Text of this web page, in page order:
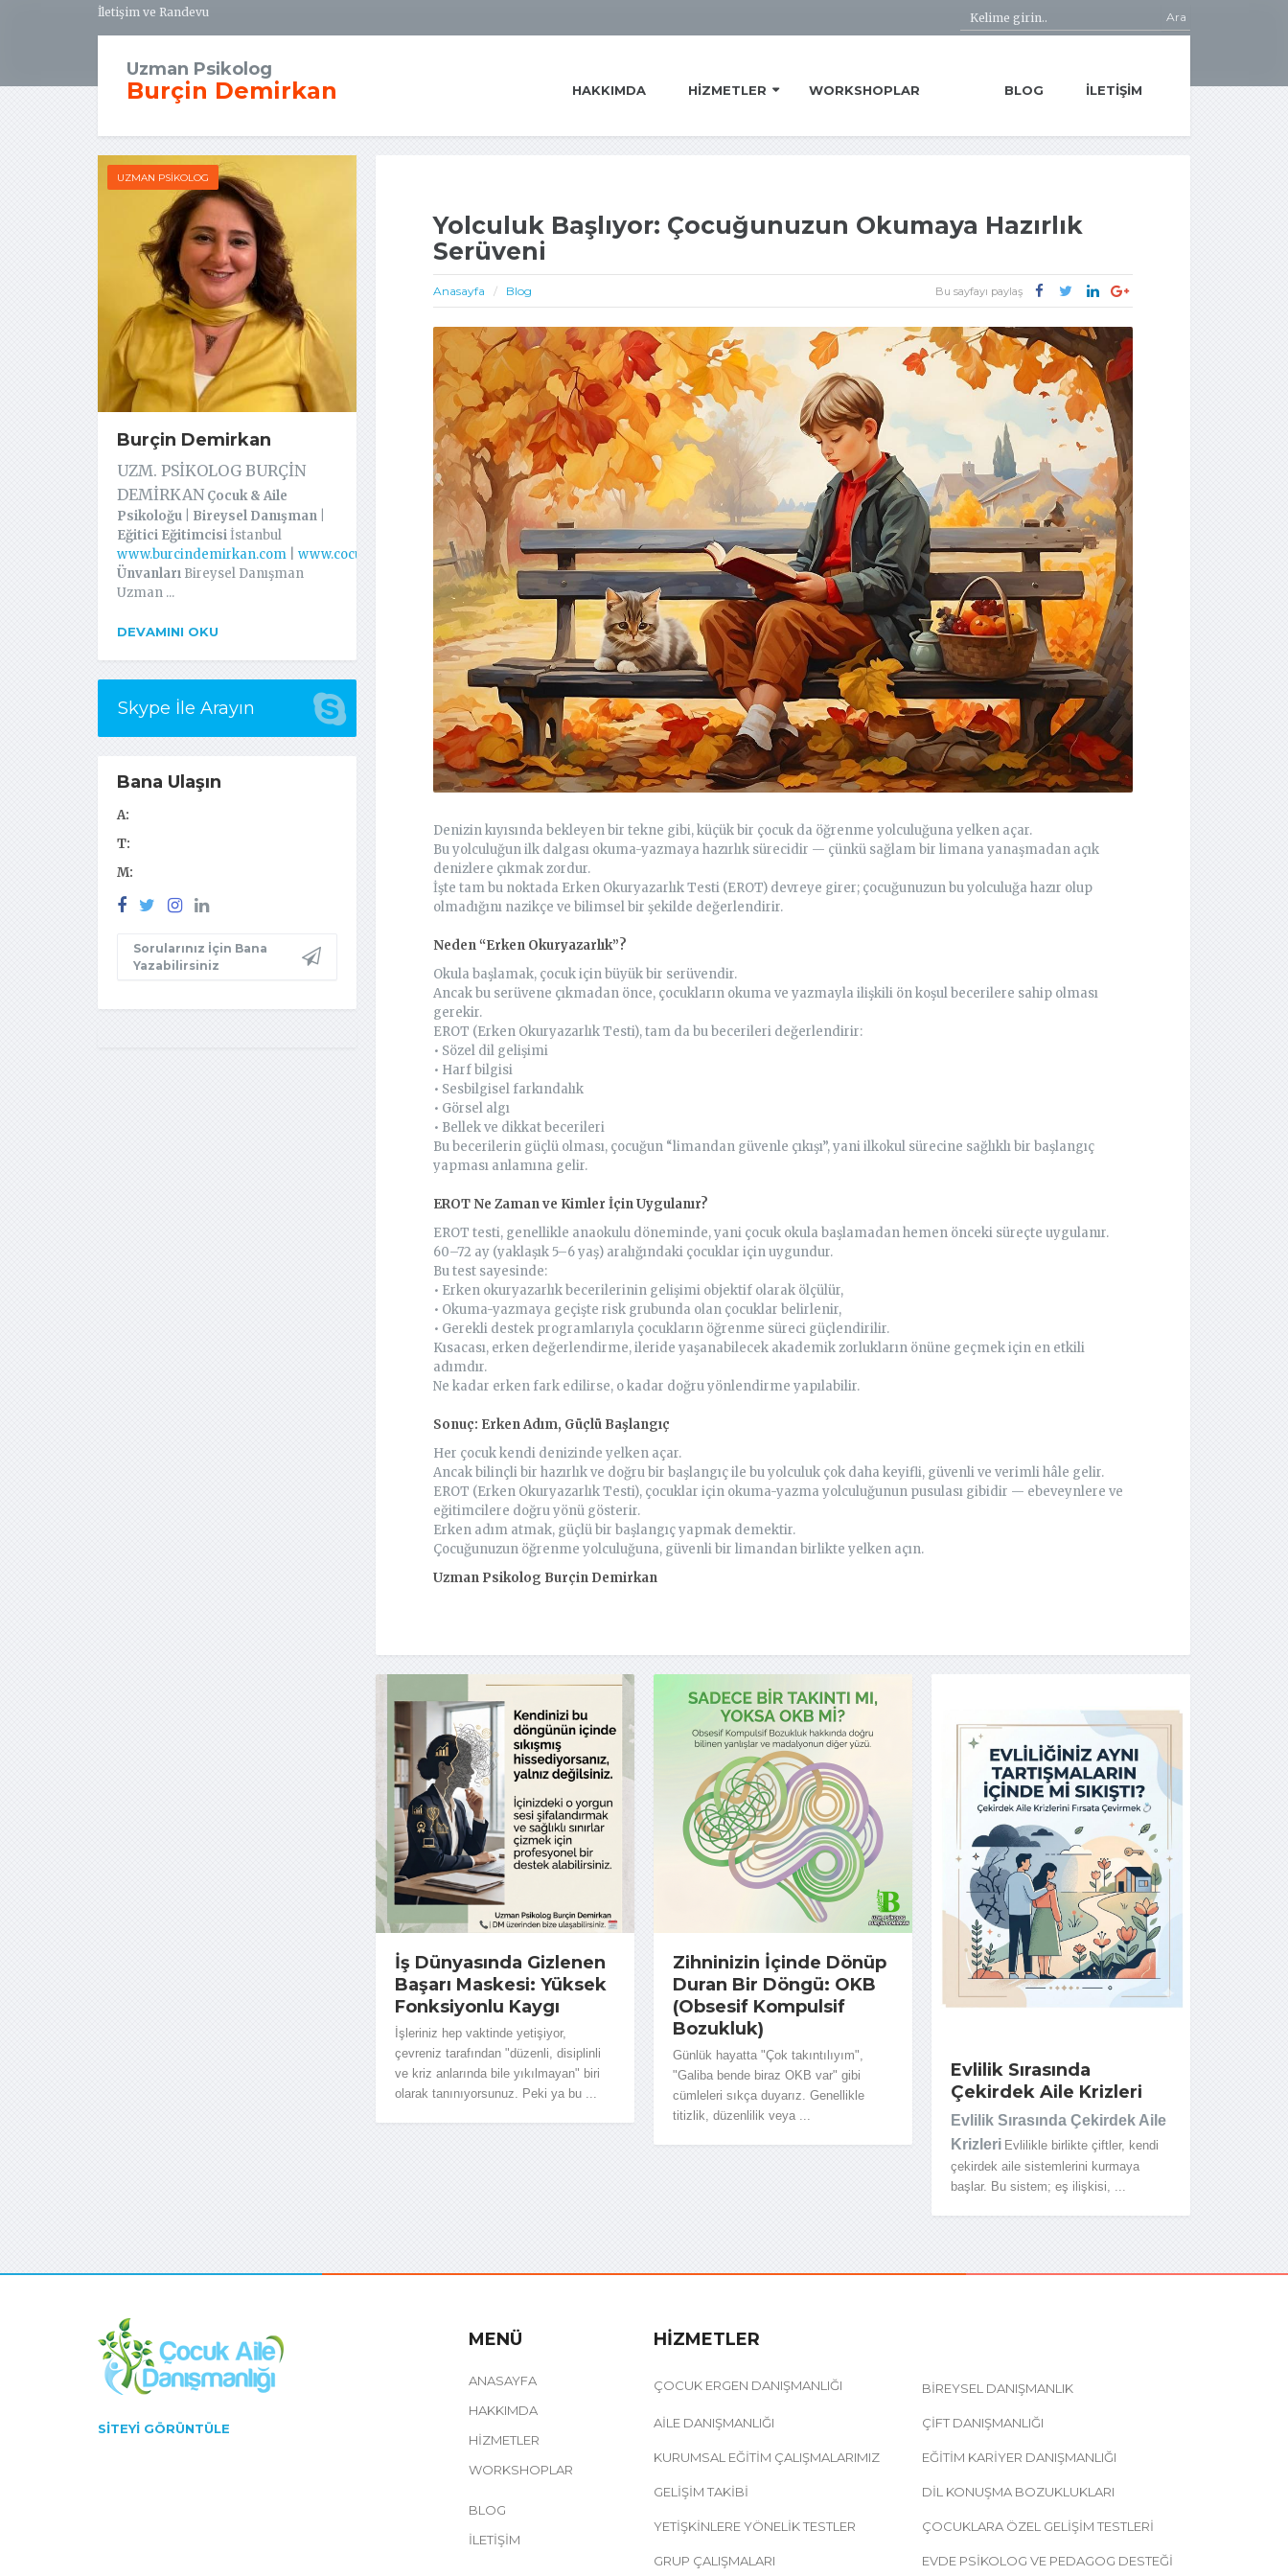
İletişim ve Randevu Ara
Uzman Psikolog
Burçin Demirkan HAKKIMDA HIZMETLER WORKSHOPLAR BLOG İLETIŞIM
Yolculuk Başlıyor: Çocuğunuzun Okumaya Hazırlık
Serüveni
Anasayfa Blog Bu sayfayı paylaş
Denizin kıyısında bekleyen bir tekne gibi, küçük bir çocuk da öğrenme yolculuğuna yelken açar.
Bu yolculuğun ilk dalgası okuma-yazmaya hazırlık sürecidir — çünkü sağlam bir limana yanaşmadan açık
denizlere çıkmak zordur.
İşte tam bu noktada Erken Okuryazarlık Testi (EROT) devreye girer; çocuğunuzun bu yolculuğa hazır olup
olmadığını nazikçe ve bilimsel bir şekilde değerlendirir.
Neden “Erken Okuryazarlık”?
Okula başlamak, çocuk için büyük bir serüvendir.
Ancak bu serüvene çıkmadan önce, çocukların okuma ve yazmayla ilişkili ön koşul becerilere sahip olması
gerekir.
EROT (Erken Okuryazarlık Testi), tam da bu becerileri değerlendirir:
• Sözel dil gelişimi
• Harf bilgisi
• Sesbilgisel farkındalık
• Görsel algı
• Bellek ve dikkat becerileri
Bu becerilerin güçlü olması, çocuğun “limandan güvenle çıkışı”, yani ilkokul sürecine sağlıklı bir başlangıç
yapması anlamına gelir.
EROT Ne Zaman ve Kimler İçin Uygulanır?
EROT testi, genellikle anaokulu döneminde, yani çocuk okula başlamadan hemen önceki süreçte uygulanır.
60–72 ay (yaklaşık 5–6 yaş) aralığındaki çocuklar için uygundur.
Bu test sayesinde:
• Erken okuryazarlık becerilerinin gelişimi objektif olarak ölçülür,
• Okuma-yazmaya geçişte risk grubunda olan çocuklar belirlenir,
• Gerekli destek programlarıyla çocukların öğrenme süreci güçlendirilir.
Kısacası, erken değerlendirme, ileride yaşanabilecek akademik zorlukların önüne geçmek için en etkili
adımdır.
Ne kadar erken fark edilirse, o kadar doğru yönlendirme yapılabilir.
Sonuç: Erken Adım, Güçlü Başlangıç
Her çocuk kendi denizinde yelken açar.
Ancak bilinçli bir hazırlık ve doğru bir başlangıç ile bu yolculuk çok daha keyifli, güvenli ve verimli hâle gelir.
EROT (Erken Okuryazarlık Testi), çocuklar için okuma-yazma yolculuğunun pusulası gibidir — ebeveynlere ve
eğitimcilere doğru yönü gösterir.
Erken adım atmak, güçlü bir başlangıç yapmak demektir.
Çocuğunuzun öğrenme yolculuğuna, güvenli bir limandan birlikte yelken açın.
Uzman Psikolog Burçin Demirkan
İş Dünyasında Gizlenen
Başarı Maskesi: Yüksek
Fonksiyonlu Kaygı
İşleriniz hep vaktinde yetişiyor,
çevreniz tarafından "düzenli, disiplinli
ve kriz anlarında bile yıkılmayan" biri
olarak tanınıyorsunuz. Peki ya bu ...
Zihninizin İçinde Dönüp
Duran Bir Döngü: OKB
(Obsesif Kompulsif
Bozukluk)
Günlük hayatta "Çok takıntılıyım",
"Galiba bende biraz OKB var" gibi
cümleleri sıkça duyarız. Genellikle
titizlik, düzenlilik veya ...
Evlilik Sırasında
Çekirdek Aile Krizleri
Evlilik Sırasında Çekirdek Aile
Krizleri Evliliklebirlikte çiftler, kendi
çekirdek aile sistemlerini kurmaya
başlar. Bu sistem; eş ilişkisi, ...
UZMAN PSIKOLOG
Burçin Demirkan
UZM. PSİKOLOG BURÇİN
DEMİRKAN Çocuk & Aile
Psikoloğu | Bireysel Danışman |
Eğitici Eğitimcisiİstanbul
www.burcindemirkan.com
www.cocukailedanismanligi.com burcindemirkan@gmail.com
Ünvanları Bireysel Danışman
Uzman ...
DEVAMINI OKU
Skype İle Arayın
Bana Ulaşın
A:
T:
M:
Sorularınız İçin Bana
Yazabilirsiniz
SITEYI GÖRÜNTÜLE
MENÜ
ANASAYFA
HAKKIMDA
HIZMETLER
WORKSHOPLAR
BLOG
İLETIŞIM
HIZMETLER
ÇOCUK ERGEN DANIŞMANLIĞI BIREYSEL DANIŞMANLIK
AILE DANIŞMANLIĞI ÇIFT DANIŞMANLIĞI
KURUMSAL EĞITIM ÇALIŞMALARIMIZ EĞITIM KARIYER DANIŞMANLIĞI
GELIŞIM TAKIBI DIL KONUŞMA BOZUKLUKLARI
YETIŞKINLERE YÖNELIK TESTLER ÇOCUKLARA ÖZEL GELIŞIM TESTLERI
GRUP ÇALIŞMALARI EVDE PSIKOLOG VE PEDAGOG DESTEĞI